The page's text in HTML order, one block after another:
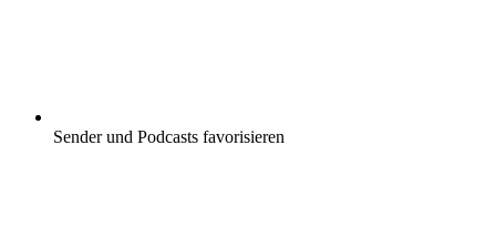
Sender und Podcasts favorisieren